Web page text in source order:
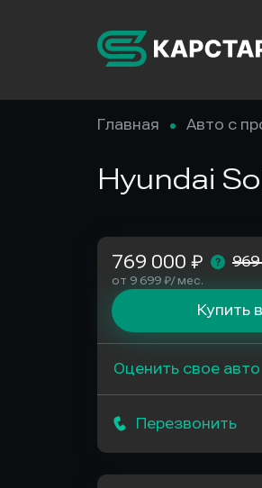
Главная Авто с
Hyundai
769 000 ₽
от 9 699 ₽/ мес.
Купить
Оценить свое авто
Перезвонить